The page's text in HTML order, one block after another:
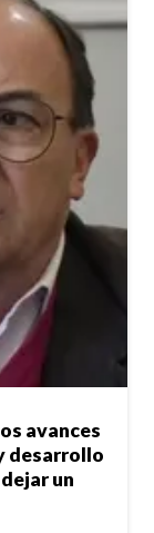
avances
desarrollo
un